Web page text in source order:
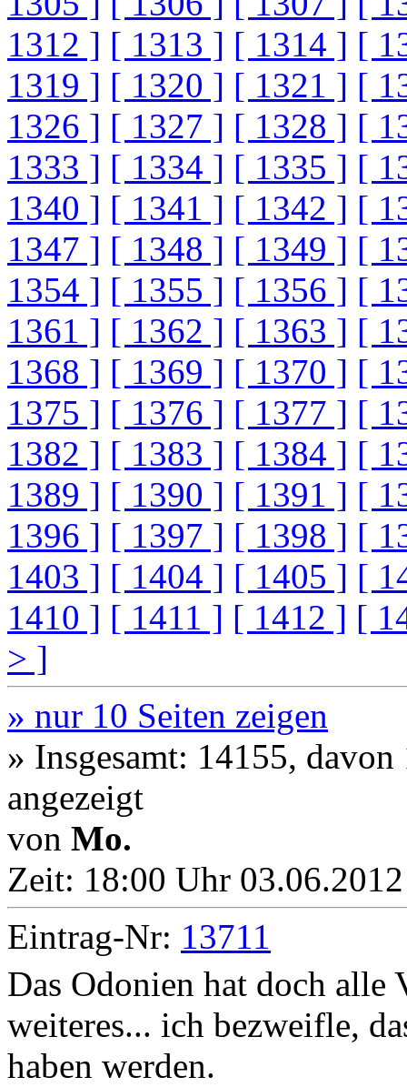
1312 ] [ 1313 ] [ 1314 ] [
1319 ] [ 1320 ] [ 1321 ] [
1326 ] [ 1327 ] [ 1328 ] [
1333 ] [ 1334 ] [ 1335 ] [
1340 ] [ 1341 ] [ 1342 ] [
1347 ] [ 1348 ] [ 1349 ] [
1354 ] [ 1355 ] [ 1356 ] [
1361 ] [ 1362 ] [ 1363 ] [
1368 ] [ 1369 ] [ 1370 ] [
1375 ] [ 1376 ] [ 1377 ] [
1382 ] [ 1383 ] [ 1384 ] [
1389 ] [ 1390 ] [ 1391 ] [
1396 ] [ 1397 ] [ 1398 ] [
1403 ] [ 1404 ] [ 1405 ] [
1410 ] [ 1411 ] [ 1412 ] [
> ]
» nur 10 Seiten zeigen
» Insgesamt: 14155,
angezeigt
von Mo.
Zeit: 18:00 Uhr
Eintrag-Nr: 13711
Das Odonien hat doch alle
weiteres... ich bezweifle,
haben werden.